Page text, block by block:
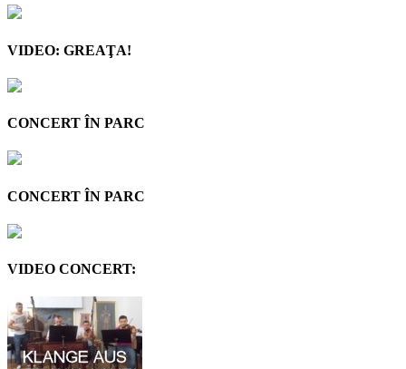
VIDEO: GREAŢA!
CONCERT ÎN PARC
CONCERT ÎN PARC
VIDEO CONCERT: